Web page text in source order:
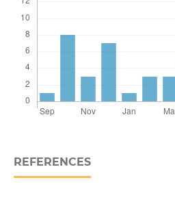
REFERENCES